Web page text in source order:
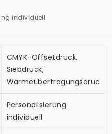
individuell
CMYK-Offsetdruck,
Siebdruck,
Wärmeübertragungsdruck
Personalisierung
individuell